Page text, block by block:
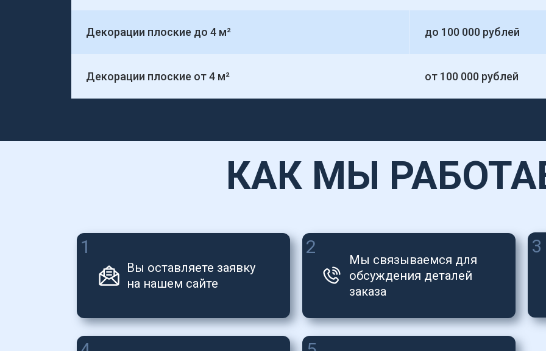
Декорации плоские до 4 м² до 100 000 рублей
Декорации плоские от 4 м² от 100 000 рублей
Вы оставляете заявку
на нашем сайте
1 3
Мы связываемся для
обсуждения деталей
заказа
КАК МЫ
2